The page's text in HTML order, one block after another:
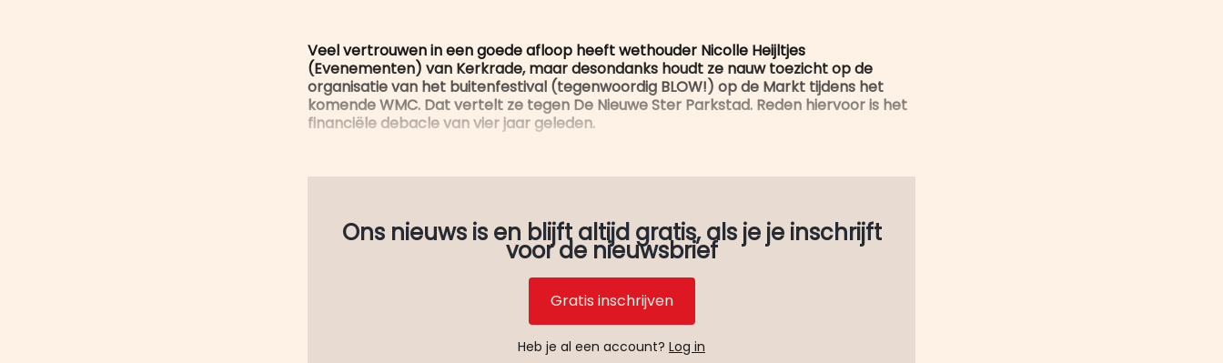
Veel vertrouwen in een goede afloop heeft wethouder Nicolle Heijltjes
(Evenementen) van Kerkrade, maar desondanks houdt ze nauw toezicht op de
organisatie van het buitenfestival (tegenwoordig BLOW!) op de Markt tijdens het
komende WMC. Dat vertelt ze tegen De Nieuwe Ster Parkstad. Reden hiervoor is het
financiële debacle van vier jaar geleden.
Ons nieuws is en blijft altijd gratis, als je je inschrijft
voor de nieuwsbrief
Gratis inschrijven
Heb je al een account? Log in